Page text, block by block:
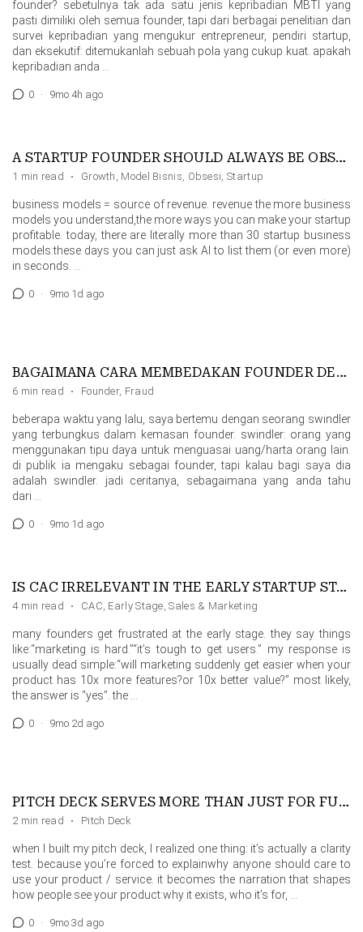
founder? sebetulnya tak ada satu jenis kepribadian MBTI yang
pasti dimiliki oleh semua founder, tapi dari berbagai penelitian dan
survei kepribadian yang mengukur entrepreneur, pendiri startup,
dan eksekutif: ditemukanlah sebuah pola yang cukup kuat. apakah
kepribadian anda …
0 · 9mo 4h ago
A STARTUP FOUNDER SHOULD ALWAYS BE OBSESSED WITH BUSINESS MODELS
1 min read · Growth , Model Bisnis, Obsesi, Startup
business models = source of revenue. revenue the more business
models you understand,the more ways you can make your startup
profitable. today, there are literally more than 30 startup business
models.these days you can just ask AI to list them (or even more)
in seconds. …
0 · 9mo 1d ago
BAGAIMANA CARA MEMBEDAKAN FOUNDER DENGAN SWINDLER?
6 min read · Founder, Fraud
beberapa waktu yang lalu, saya bertemu dengan seorang swindler
yang terbungkus dalam kemasan founder. swindler: orang yang
menggunakan tipu daya untuk menguasai uang/harta orang lain.
di publik ia mengaku sebagai founder, tapi kalau bagi saya dia
adalah swindler. jadi ceritanya, sebagaimana yang anda tahu
dari …
0 · 9mo 1d ago
IS CAC IRRELEVANT IN THE EARLY STARTUP STAGE?
4 min read · CAC, Early Stage,Sales & Marketing
many founders get frustrated at the early stage. they say things
like:“marketing is hard.”“it’s tough to get users.” my response is
usually dead simple:“will marketing suddenly get easier when your
product has 10x more features?or 10x better value?” most likely,
the answer is “yes”. the …
0 · 9mo 2d ago
PITCH DECK SERVES MORE THAN JUST FOR FUNDRAISING
2 min read · Pitch Deck
when I built my pitch deck, I realized one thing: it’s actually a clarity
test. because you’re forced to explainwhy anyone should care to
use your product / service. it becomes the narration that shapes
how people see your product:why it exists, who it’s for, …
0 · 9mo 3d ago